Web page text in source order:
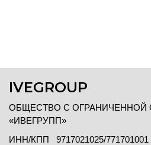
IVEGROUP
ОБЩЕСТВО С ОГРАНИЧЕННОЙ
«ИВЕГРУПП»
ИНН/КПП 9717021025/771701001